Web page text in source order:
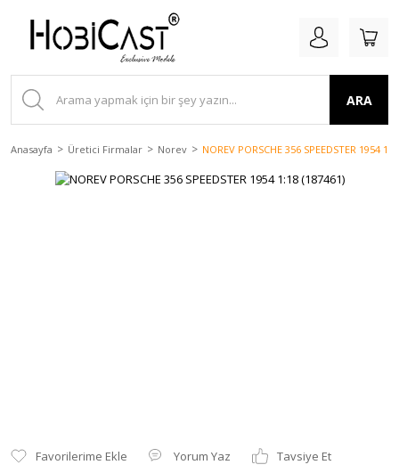
ARA
Anasayfa Üretici Firmalar Norev NOREV PORSCHE 356 SPEEDSTER 1954
Yorum Yaz
Tavsiye Et